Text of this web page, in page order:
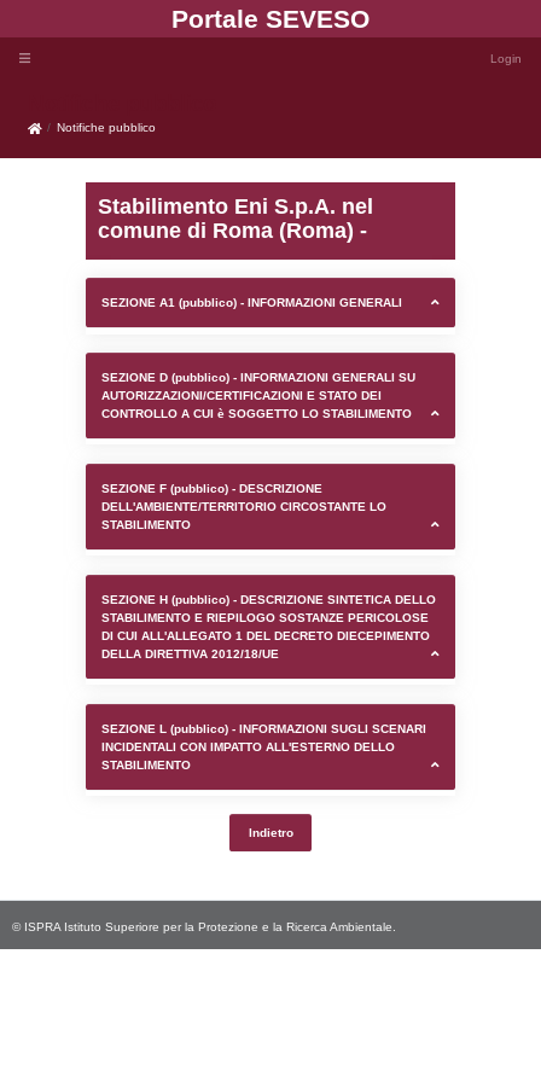
Portale
Notifiche pubblico
Notifiche pubblico
Stabilimento Eni S.p.A.
comune di Roma
SEZIONE A1 (pubblico) - INFORMAZIONI
SEZIONE D (pubblico) - INFORMAZIONI
AUTORIZZAZIONI/CERTIFICAZIONI E
CONTROLLO A CUI è SOGGETTO LO
SEZIONE F (pubblico) - DESCRIZIONE
SEZIONE H (pubblico) - DESCRIZIONE
STABILIMENTO E RIEPILOGO SOSTANZE